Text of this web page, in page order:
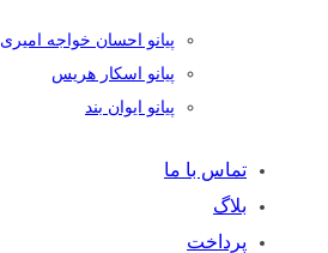
پیانو احسان خواجه امیری
پیانو اسکار هریس
پیانو ایوان بند
تماس با ما
بلاگ
پرداخت